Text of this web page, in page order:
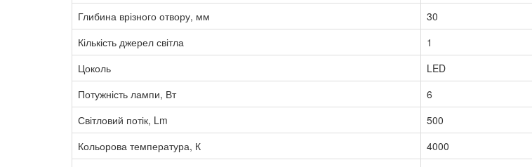
Глибина врізного отвору, мм
30
Кількість джерел світла
1
Цоколь
LED
Потужність лампи, Вт
6
Світловий потік, Lm
500
Кольорова температура, К
4000